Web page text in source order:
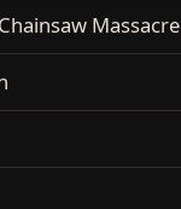
Massacre